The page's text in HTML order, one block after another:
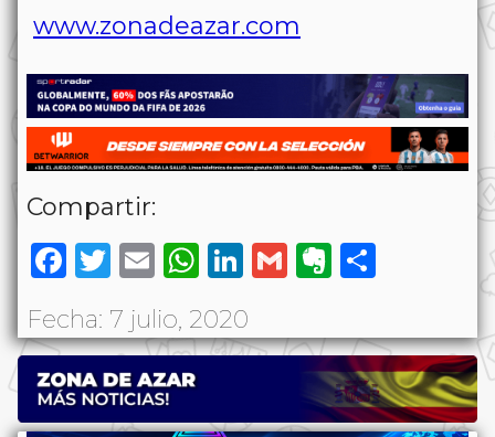
www.zonadeazar.com
Compartir:
Facebook
Twitter
EmailWhatsApp
LinkedIn
GmailEvernote
Fecha: 7 julio, 2020